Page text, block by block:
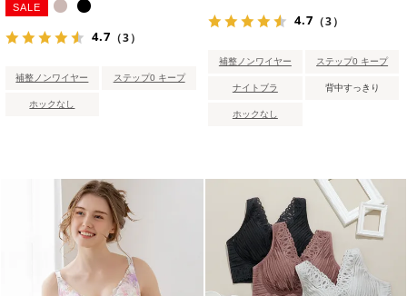
SALE
4.7 （3）
補整ノンワイヤー ステップ0 キープ
ホックなし
4.7 （3）
補整ノンワイヤー ステップ0 キープ
ナイトブラ 背中すっきり
ホックなし